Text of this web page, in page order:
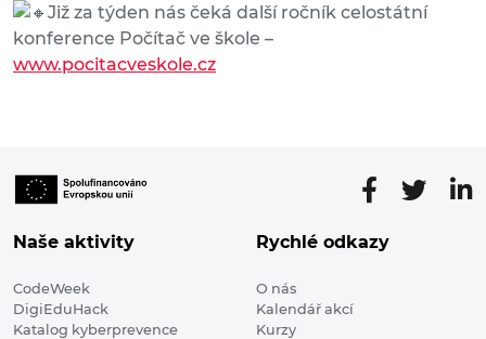
Již za týden nás čeká další ročník celostátní
konference Počítač ve škole –
www.pocitacveskole.cz
Naše aktivity
CodeWeek
DigiEduHack
Katalog kyberprevence
Rychlé odkazy
O nás
Kalendář akcí
Kurzy